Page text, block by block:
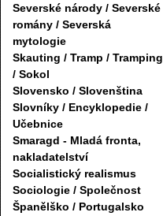
Severské národy / Severské
romány / Severská
mytologie
Skauting / Tramp / Tramping
/ Sokol
Slovensko / Slovenština
Slovníky / Encyklopedie /
Učebnice
Smaragd - Mladá fronta,
nakladatelství
Socialistický realismus
Sociologie / Společnost
Španělško / Portugalsko